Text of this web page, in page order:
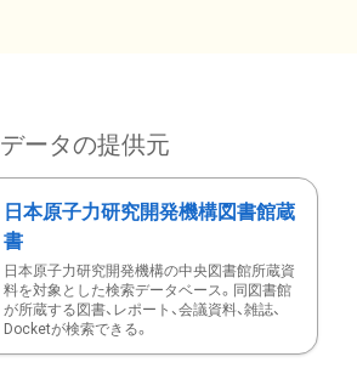
データの提供元
日本原子力研究開発機構図書館蔵
書
日本原子力研究開発機構の中央図書館所蔵資
料を対象とした検索データベース。同図書館
が所蔵する図書、レポート、会議資料、雑誌、
Docketが検索できる。